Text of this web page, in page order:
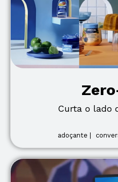
Curta o lado
adoçante |